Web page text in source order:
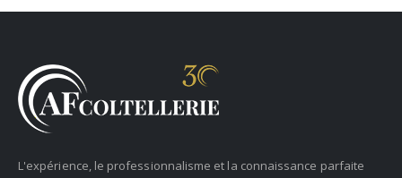
L'expérience, le professionnalisme et la connaissance parfaite